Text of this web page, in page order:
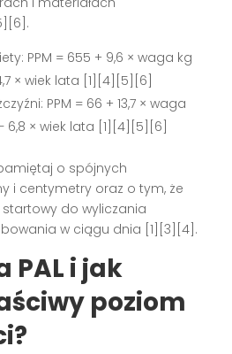
PPM = 655 + 9,6 × waga kg
× wiek lata [1][4][5][6]
PPM = 66 + 13,7 × waga
6,8 × wiek lata [1][4][5][6]
o spójnych
i centymetry oraz o tym, że
do wyliczania
w ciągu dnia [1][3][4].
PAL i jak
poziom